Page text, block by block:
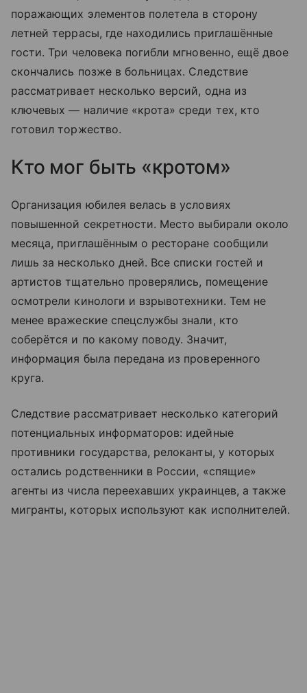
поражающих элементов полетела в сторону
летней террасы, где находились приглашённые
гости. Три человека погибли мгновенно, ещё двое
скончались позже в больницах. Следствие
рассматривает несколько версий, одна из
ключевых — наличие «крота» среди тех, кто
готовил торжество.
Кто мог быть «кротом»
Организация юбилея велась в условиях
повышенной секретности. Место выбирали около
месяца, приглашённым о ресторане сообщили
лишь за несколько дней. Все списки гостей и
артистов тщательно проверялись, помещение
осмотрели кинологи и взрывотехники. Тем не
менее вражеские спецслужбы знали, кто
соберётся и по какому поводу. Значит,
информация была передана из проверенного
круга.
Следствие рассматривает несколько категорий
потенциальных информаторов: идейные
противники государства, релоканты, у которых
остались родственники в России, «спящие»
агенты из числа переехавших украинцев, а также
мигранты, которых используют как исполнителей.